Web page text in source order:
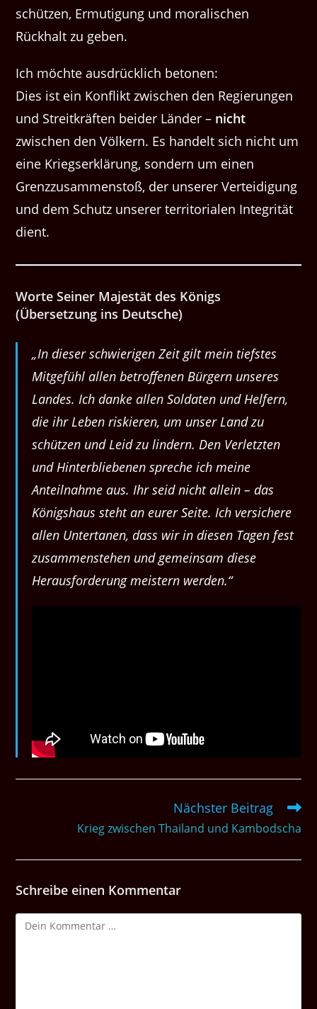
schützen, Ermutigung und moralischen
Rückhalt zu geben.
Ich möchte ausdrücklich betonen:
Dies ist ein Konflikt zwischen den Regierungen
und Streitkräften beider Länder – nicht
zwischen den Völkern. Es handelt sich nicht um
eine Kriegserklärung, sondern um einen
Grenzzusammenstoß, der unserer Verteidigung
und dem Schutz unserer territorialen Integrität
dient.
Worte Seiner Majestät des Königs
(Übersetzung ins Deutsche)
„In dieser schwierigen Zeit gilt mein tiefstes
Mitgefühl allen betroffenen Bürgern unseres
Landes. Ich danke allen Soldaten und Helfern,
die ihr Leben riskieren, um unser Land zu
schützen und Leid zu lindern. Den Verletzten
und Hinterbliebenen spreche ich meine
Anteilnahme aus. Ihr seid nicht allein – das
Königshaus steht an eurer Seite. Ich versichere
allen Untertanen, dass wir in diesen Tagen fest
zusammenstehen und gemeinsam diese
Herausforderung meistern werden.“
Nächster Beitrag
Krieg zwischen Thailand und Kambodscha
Schreibe einen Kommentar
Kommentar